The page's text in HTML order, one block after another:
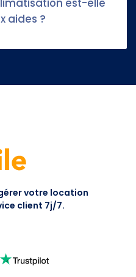
aides ?
votre location
client 7j/7.